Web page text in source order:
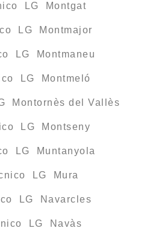
LG Montgat
LG Montmajor
LG Montmaneu
LG Montmeló
Montornès del Vallès
LG Montseny
LG Muntanyola
LG Mura
LG Navarcles
LG Navàs